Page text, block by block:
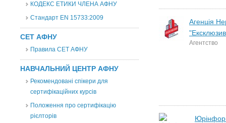
КОДЕКС ЕТИКИ ЧЛЕНА АФНУ
Стандарт EN 15733:2009
СЕТ АФНУ
Правила СЕТ АФНУ
НАВЧАЛЬНИЙ ЦЕНТР АФНУ
Рекомендовані спікери для
сертифікаційних курсів
Положення про сертифікацію
рієлторів
Агенція
Агентство